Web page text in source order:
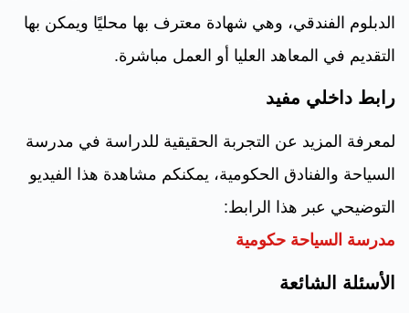
الدبلوم الفندقي، وهي شهادة معترف بها محليًا ويمكن بها
التقديم في المعاهد العليا أو العمل مباشرة.
رابط داخلي مفيد
لمعرفة المزيد عن التجربة الحقيقية للدراسة في مدرسة
السياحة والفنادق الحكومية، يمكنكم مشاهدة هذا الفيديو
التوضيحي عبر هذا الرابط:
مدرسة السياحة حكومية
الأسئلة الشائعة